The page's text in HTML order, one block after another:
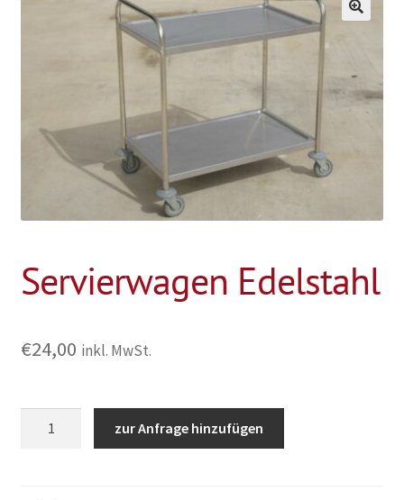
Impressum
Geschäftsbedingungen
Servierwagen Edelstahl
€24,00 inkl. MwSt.
zur Anfrage hinzufügen